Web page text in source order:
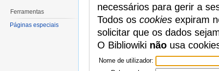
necessários para gerir a
Todos os cookiesexpiram
solicitar que os dados
O Bibliowiki nãousa
Nome de utilizador:
Ferramentas
Páginas especiais